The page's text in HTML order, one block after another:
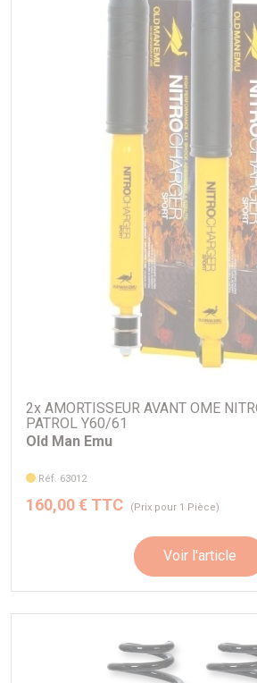
2x AMORTISSEUR AVANT OME
PATROL Y60/61
Old Man Emu
Réf. 63012
160,00 € TTC (Prix pour 1 Pièce)
Voir l'article